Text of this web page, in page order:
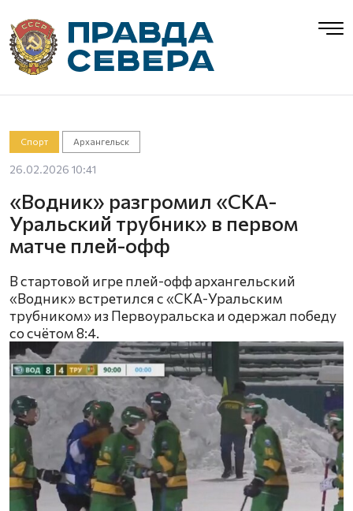
Спорт Архангельск
26.02.2026 10:41
«Водник» разгромил «СКА-
Уральский трубник» в первом
матче плей-офф
В стартовой игре плей-офф архангельский
«Водник» встретился с «СКА-Уральским
трубником» из Первоуральска и одержал победу
со счётом 8:4.